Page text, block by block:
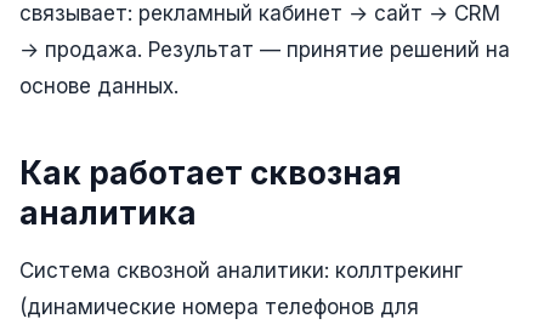
Складской учёт
АВТОМАТИЗАЦИЯ БИЗНЕСА
Интеграции и API
Автоворонки
связывает: рекламный кабинет → сайт → CRM
→ продажа. Результат — принятие решений на
основе данных.
Как работает сквозная
аналитика
Система сквозной аналитики: коллтрекинг
(динамические номера телефонов для